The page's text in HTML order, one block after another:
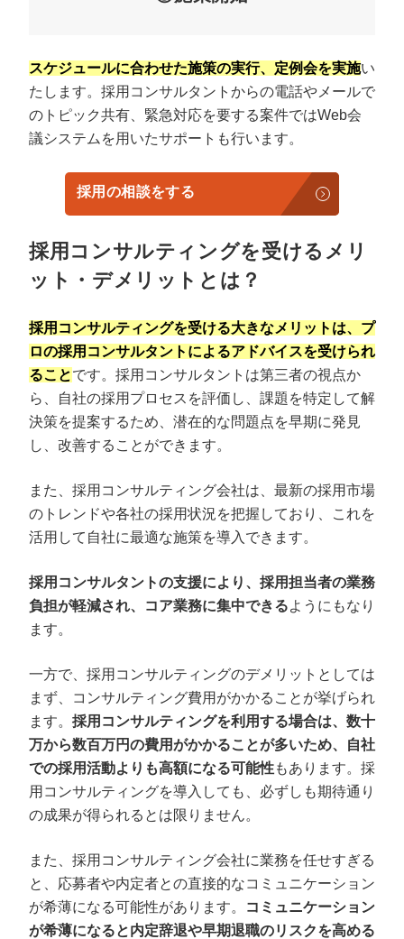
スケジュールに合わせた施策の実行、定例会を実施い
たします。採用コンサルタントからの電話やメールで
のトピック共有、緊急対応を要する案件ではWeb会
議システムを用いたサポートも行います。
採用の相談をする
採用コンサルティングを受けるメリ
ット・デメリットとは？
採用コンサルティングを受ける大きなメリットは、プ
ロの採用コンサルタントによるアドバイスを受けられ
ることです。採用コンサルタントは第三者の視点か
ら、自社の採用プロセスを評価し、課題を特定して解
決策を提案するため、潜在的な問題点を早期に発見
し、改善することができます。
また、採用コンサルティング会社は、最新の採用市場
のトレンドや各社の採用状況を把握しており、これを
活用して自社に最適な施策を導入できます。
採用コンサルタントの支援により、採用担当者の業務
負担が軽減され、コア業務に集中できるようにもなり
ます。
一方で、採用コンサルティングのデメリットとしては
まず、コンサルティング費用がかかることが挙げられ
ます。 採用コンサルティングを利用する場合は、数十
万から数百万円の費用がかかることが多いため、自社
での採用活動よりも高額になる可能性もあります。採
用コンサルティングを導入しても、必ずしも期待通り
の成果が得られるとは限りません。
また、採用コンサルティング会社に業務を任せすぎる
と、応募者や内定者との直接的なコミュニケーション
が希薄になる可能性があります。
コミュニケーション
が希薄になると内定辞退や早期退職のリスクを高める